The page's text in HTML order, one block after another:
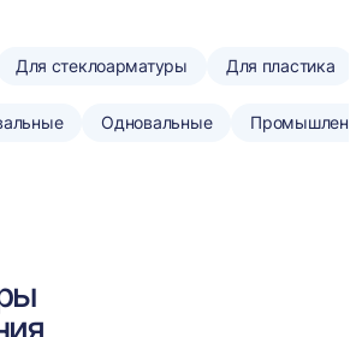
Для стеклоарматуры Для пластика
Одновальные